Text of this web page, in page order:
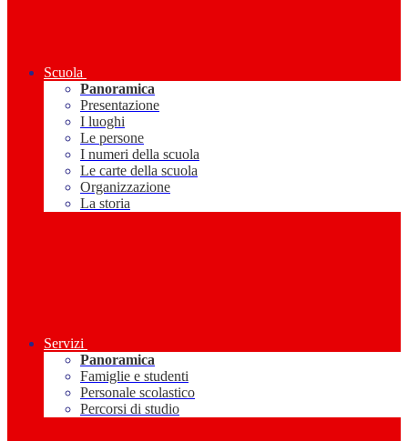
Scuola
Panoramica
Presentazione
I luoghi
Le persone
I numeri della scuola
Le carte della scuola
Organizzazione
La storia
Servizi
Panoramica
Famiglie e studenti
Personale scolastico
Percorsi di studio